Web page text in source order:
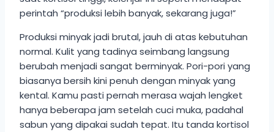
perintah “produksi lebih banyak, sekarang juga!”
Produksi minyak jadi brutal, jauh di atas kebutuhan
normal. Kulit yang tadinya seimbang langsung
berubah menjadi sangat berminyak. Pori-pori yang
biasanya bersih kini penuh dengan minyak yang
kental. Kamu pasti pernah merasa wajah lengket
hanya beberapa jam setelah cuci muka, padahal
sabun yang dipakai sudah tepat. Itu tanda kortisol